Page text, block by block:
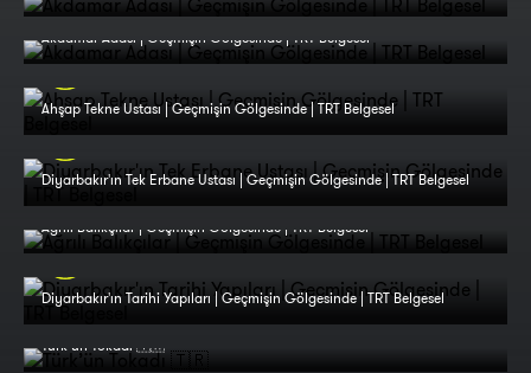
Akdamar Adası | Geçmişin Gölgesinde | TRT Belgesel
Ahşap Tekne Ustası | Geçmişin Gölgesinde | TRT Belgesel
Diyarbakır'ın Tek Erbane Ustası | Geçmişin Gölgesinde | TRT Belgesel
Ağrılı Balıkçılar | Geçmişin Gölgesinde | TRT Belgesel
Diyarbakır'ın Tarihi Yapıları | Geçmişin Gölgesinde | TRT Belgesel
Türk’ün Tokadı 🇹🇷